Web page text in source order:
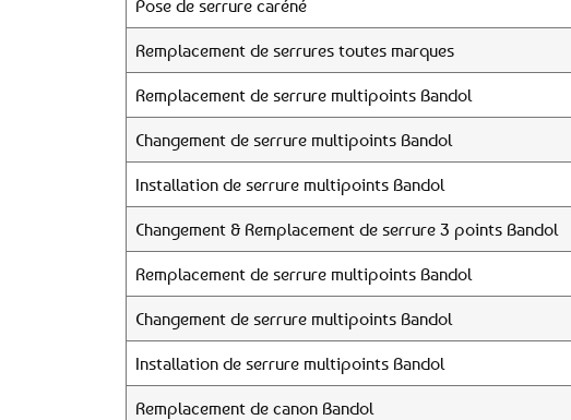
Pose de serrure caréné
Remplacement de serrures toutes marques
Remplacement de serrure multipoints Bandol
Changement de serrure multipoints Bandol
Installation de serrure multipoints Bandol
Changement & Remplacement de serrure 3 points Bandol
Remplacement de serrure multipoints Bandol
Changement de serrure multipoints Bandol
Installation de serrure multipoints Bandol
Remplacement de canon Bandol